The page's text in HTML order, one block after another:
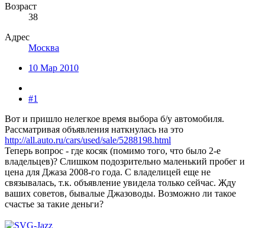
Возраст
38
Адрес
Москва
10 Мар 2010
#1
Вот и пришло нелегкое время выбора б/у автомобиля.
Рассматривая объявления наткнулась на это
http://all.auto.ru/cars/used/sale/5288198.html
Теперь вопрос - где косяк (помимо того, что было 2-е
владельцев)? Слишком подозрительно маленький пробег и
цена для Джаза 2008-го года. С владелицей еще не
связывалась, т.к. объявление увидела только сейчас. Жду
ваших советов, бывалые Джазоводы. Возможно ли такое
счастье за такие деньги?